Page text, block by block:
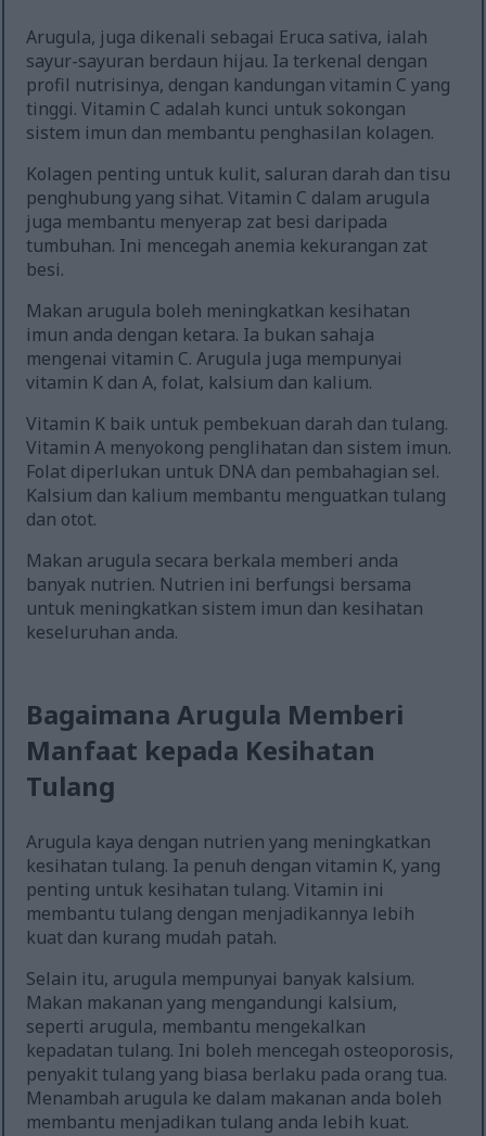
Arugula, juga dikenali sebagai Eruca sativa, ialah
sayur-sayuran berdaun hijau. Ia terkenal dengan
profil nutrisinya, dengan kandungan vitamin C yang
tinggi. Vitamin C adalah kunci untuk sokongan
sistem imun dan membantu penghasilan kolagen.
Kolagen penting untuk kulit, saluran darah dan tisu
penghubung yang sihat. Vitamin C dalam arugula
juga membantu menyerap zat besi daripada
tumbuhan. Ini mencegah anemia kekurangan zat
besi.
Makan arugula boleh meningkatkan kesihatan
imun anda dengan ketara. Ia bukan sahaja
mengenai vitamin C. Arugula juga mempunyai
vitamin K dan A, folat, kalsium dan kalium.
Vitamin K baik untuk pembekuan darah dan tulang.
Vitamin A menyokong penglihatan dan sistem imun.
Folat diperlukan untuk DNA dan pembahagian sel.
Kalsium dan kalium membantu menguatkan tulang
dan otot.
Makan arugula secara berkala memberi anda
banyak nutrien. Nutrien ini berfungsi bersama
untuk meningkatkan sistem imun dan kesihatan
keseluruhan anda.
Bagaimana Arugula Memberi
Manfaat kepada Kesihatan
Tulang
Arugula kaya dengan nutrien yang meningkatkan
kesihatan tulang. Ia penuh dengan vitamin K, yang
penting untuk kesihatan tulang. Vitamin ini
membantu tulang dengan menjadikannya lebih
kuat dan kurang mudah patah.
Selain itu, arugula mempunyai banyak kalsium.
Makan makanan yang mengandungi kalsium,
seperti arugula, membantu mengekalkan
kepadatan tulang. Ini boleh mencegah osteoporosis,
penyakit tulang yang biasa berlaku pada orang tua.
Menambah arugula ke dalam makanan anda boleh
membantu menjadikan tulang anda lebih kuat.